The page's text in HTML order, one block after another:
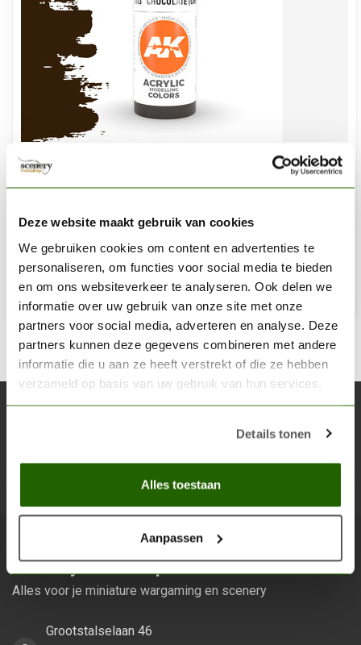
Deze website maakt gebruik van cookies
We gebruiken cookies om content en advertenties te
personaliseren, om functies voor social media te bieden
en om ons websiteverkeer te analyseren. Ook delen we
informatie over uw gebruik van onze site met onze
partners voor social media, adverteren en analyse. Deze
partners kunnen deze gegevens combineren met andere
informatie die u aan ze heeft verstrekt of die ze hebben
verzameld op basis van uw gebruik van hun services.
Details tonen
Alles toestaan
Aanpassen
AK INTERACTIVE
Chocolate (Chipping) Acrylic Modelling Colors - 17ml -
AK11113
Op voorraad
Blijf op de hoogte over onze laatste acties
Scenery Workshop BV
Alles voor je miniature wargaming en scenery
Grootstalselaan 46